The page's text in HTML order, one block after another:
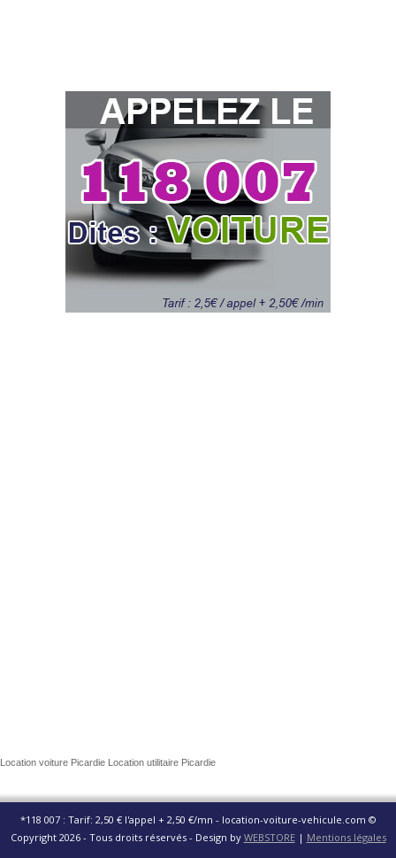
Location voiture Picardie Location utilitaire Picardie
*118 007 : Tarif: 2,50 € l'appel + 2,50 €/mn - location-voiture-vehicule.com ©
Copyright 2026 - Tous droits réservés - Design by WEBSTORE| Mentions légales